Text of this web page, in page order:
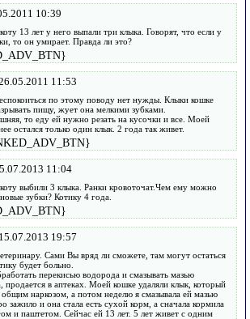
10:39
13 лет у него выпали три клыка. Говорят, что если у
то он умирает. Правда ли это?
11:53
по этому поводу нет нужды. Клыки кошке
пищу, жует она мелкими зубками.
то еду ей нужно резать на кусочки и все. Моей
остался только один клык. 2 года так живет.
11:04
выбили 3 клыка. Ранки кровоточат.Чем ему можно
зубки? Котику 4 года.
15.07.2013 19:57
Сами Вы вряд ли сможете, там могут остаться
будет больно.
перекисью водорода и смазывать мазью
в аптеках. Моей кошке удаляли клык, который
общим наркозом, а потом неделю я смазывала ей мазью
зажило и она стала есть сухой корм, а сначала кормила
и паштетом. Сейчас ей 13 лет. 5 лет живет с одним